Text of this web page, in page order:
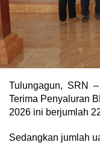
Tulungagun, SRN –
Terima Penyaluran
2026 ini berjumlah
Sedangkan jumlah